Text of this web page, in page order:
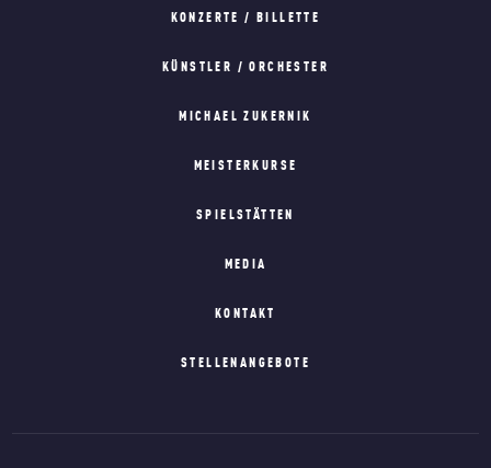
KONZERTE / BILLETTE
KÜNSTLER / ORCHESTER
MICHAEL ZUKERNIK
MEISTERKURSE
SPIELSTÄTTEN
MEDIA
KONTAKT
STELLENANGEBOTE